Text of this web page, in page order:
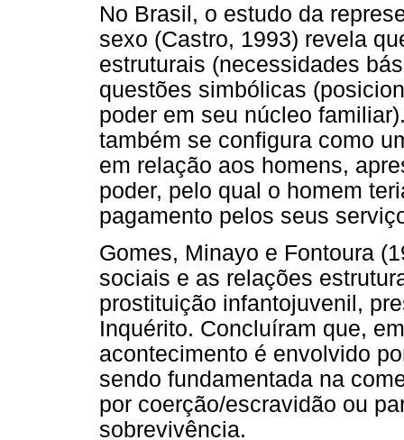
No Brasil, o estudo da
sexo (Castro, 1993) revela
estruturais (necessidades
questões simbólicas
poder em seu núcleo
também se configura como
em relação aos homens,
poder, pelo qual o homem
pagamento pelos seus
Gomes, Minayo e Fontoura
sociais e as relações
prostituição infantojuvenil,
Inquérito. Concluíram que,
acontecimento é envolvido
sendo fundamentada na
por coerção/escravidão ou
sobrevivência.